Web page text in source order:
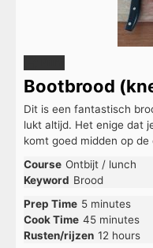
Bootbrood
Dit is een fantastisch
lukt altijd. Het enige dat
komt goed midden op de
Course Ontbijt / lunch
Keyword Brood
Prep Time 5 minutes
Cook Time 45 minutes
Rusten/rijzen 12 hours